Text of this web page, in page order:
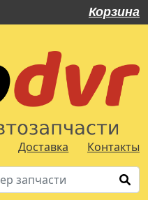
Корзина
Доставка Контакты